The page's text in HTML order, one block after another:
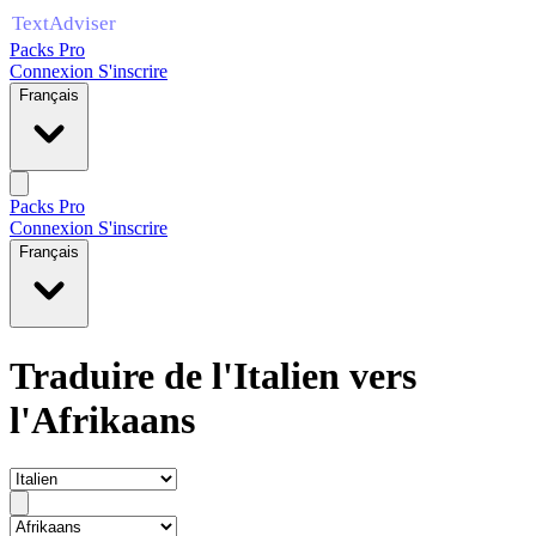
Packs Pro
Connexion S'inscrire
Français
Packs Pro
Connexion S'inscrire
Français
Traduire de l'Italien vers
l'Afrikaans